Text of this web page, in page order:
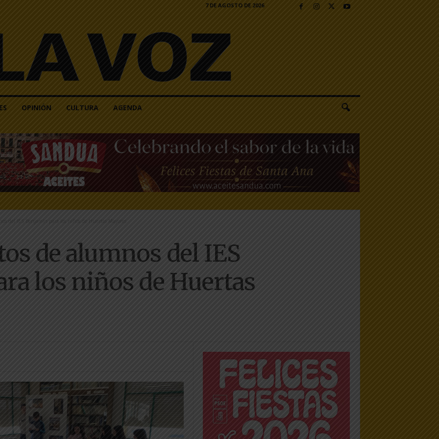
7 DE AGOSTO DE 2026
OPINIÓN CULTURA AGENDA
del IES Benjamín para los niños de Huertas Mayores
de alumnos del IES
los niños de Huertas